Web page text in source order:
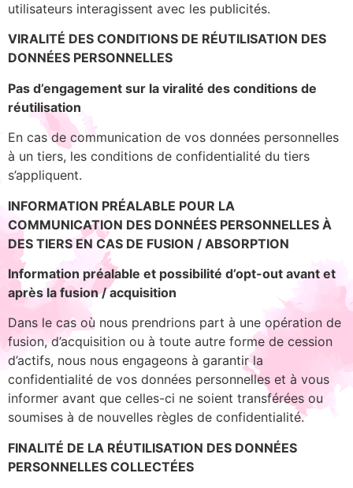
utilisateurs interagissent avec les publicités.
VIRALITÉ DES CONDITIONS DE RÉUTILISATION DES
DONNÉES PERSONNELLES
Pas d’engagement sur la viralité des conditions de
réutilisation
En cas de communication de vos données personnelles
à un tiers, les conditions de confidentialité du tiers
s’appliquent.
INFORMATION PRÉALABLE POUR LA
COMMUNICATION DES DONNÉES PERSONNELLES À
DES TIERS EN CAS DE FUSION / ABSORPTION
Information préalable et possibilité d’opt-out avant et
après la fusion / acquisition
Dans le cas où nous prendrions part à une opération de
fusion, d’acquisition ou à toute autre forme de cession
d’actifs, nous nous engageons à garantir la
confidentialité de vos données personnelles et à vous
informer avant que celles-ci ne soient transférées ou
soumises à de nouvelles règles de confidentialité.
FINALITÉ DE LA RÉUTILISATION DES DONNÉES
PERSONNELLES COLLECTÉES